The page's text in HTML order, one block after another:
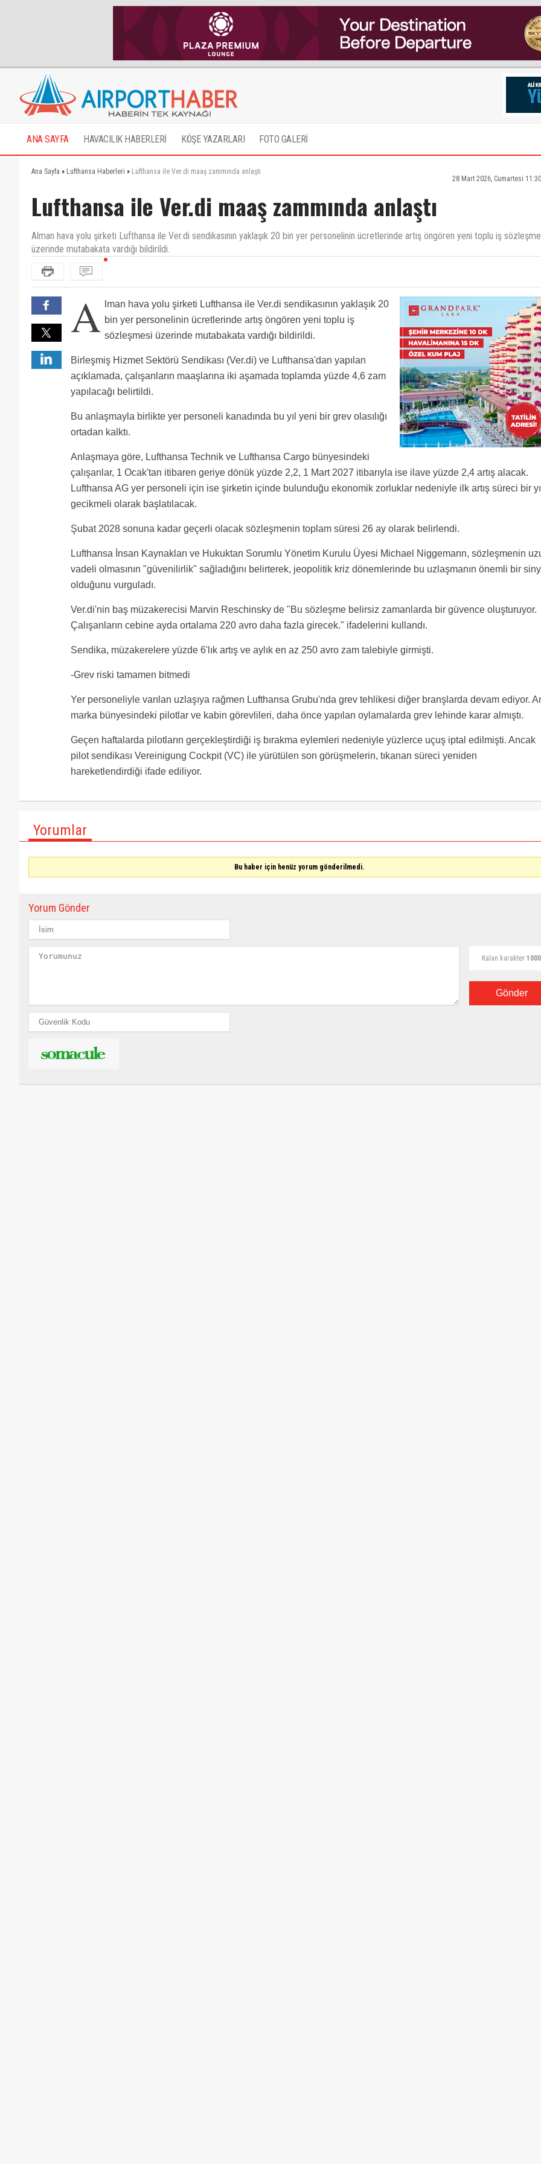
ANA SAYFA HAVACILIK HABERLERİ KÖŞE YAZARLARI FOTO GALERİ
Ana Sayfa » Lufthansa Haberleri » Lufthansa ile Ver.di maaş zammında anlaştı
28 Mart 2026, Cumartesi
Lufthansa ile Ver.di maaş zammında anlaştı
Alman hava yolu şirketi Lufthansa ile Ver.di sendikasının yaklaşık 20 bin yer personelinin ücretlerinde artış öngören yeni toplu iş
üzerinde mutabakata vardığı bildirildi.
A
lman hava yolu şirketi Lufthansa ile Ver.di sendikasının yaklaşık 20
bin yer personelinin ücretlerinde artış öngören yeni toplu iş
sözleşmesi üzerinde mutabakata vardığı bildirildi.
Birleşmiş Hizmet Sektörü Sendikası (Ver.di) ve Lufthansa'dan yapılan
açıklamada, çalışanların maaşlarına iki aşamada toplamda yüzde 4,6 zam
yapılacağı belirtildi.
Bu anlaşmayla birlikte yer personeli kanadında bu yıl yeni bir grev olasılığı
ortadan kalktı.
Anlaşmaya göre, Lufthansa Technik ve Lufthansa Cargo bünyesindeki
çalışanlar, 1 Ocak'tan itibaren geriye dönük yüzde 2,2, 1 Mart 2027 itibarıyla ise ilave yüzde 2,4 artış alacak.
Lufthansa AG yer personeli için ise şirketin içinde bulunduğu ekonomik zorluklar nedeniyle ilk artış süreci bir yıl
gecikmeli olarak başlatılacak.
Şubat 2028 sonuna kadar geçerli olacak sözleşmenin toplam süresi 26 ay olarak belirlendi.
Lufthansa İnsan Kaynakları ve Hukuktan Sorumlu Yönetim Kurulu Üyesi Michael Niggemann, sözleşmenin
vadeli olmasının "güvenilirlik" sağladığını belirterek, jeopolitik kriz dönemlerinde bu uzlaşmanın önemli bir
olduğunu vurguladı.
Ver.di'nin baş müzakerecisi Marvin Reschinsky de "Bu sözleşme belirsiz zamanlarda bir güvence oluşturuyor.
Çalışanların cebine ayda ortalama 220 avro daha fazla girecek." ifadelerini kullandı.
Sendika, müzakerelere yüzde 6'lık artış ve aylık en az 250 avro zam talebiyle girmişti.
-Grev riski tamamen bitmedi
Yer personeliyle varılan uzlaşıya rağmen Lufthansa Grubu'nda grev tehlikesi diğer branşlarda devam ediyor.
marka bünyesindeki pilotlar ve kabin görevlileri, daha önce yapılan oylamalarda grev lehinde karar almıştı.
Geçen haftalarda pilotların gerçekleştirdiği iş bırakma eylemleri nedeniyle yüzlerce uçuş iptal edilmişti. Ancak
pilot sendikası Vereinigung Cockpit (VC) ile yürütülen son görüşmelerin, tıkanan süreci yeniden
hareketlendirdiği ifade ediliyor.
Yorumlar
Bu haber için henüz yorum gönderilmedi.
Yorum Gönder
Kalan karakter 1000
Gönder